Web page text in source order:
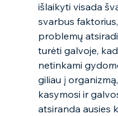
išlaikyti visada
svarbus
problemų
turėti galvoje,
netinkami
giliau į
kasymosi ir
atsiranda ausies